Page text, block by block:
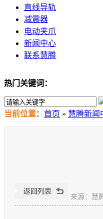
直线导轨
减震器
电动夹爪
新闻中心
联系慧腾
热门关键词：
当前位置： 首页 » 慧腾新闻
来源：慧